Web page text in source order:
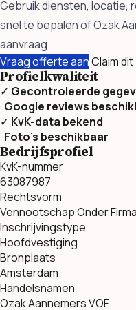
Gebruik diensten, locatie,
snel te bepalen of Ozak
aanvraag.
Vraag offerte aanClaim
Profielkwaliteit
✓ Gecontroleerde
· Google reviews
✓ KvK-data bekend
· Foto’s beschikbaar
Bedrijfsprofiel
KvK-nummer
63087987
Rechtsvorm
Vennootschap Onder Firma
Inschrijvingstype
Hoofdvestiging
Bronplaats
Amsterdam
Handelsnamen
Ozak Aannemers VOF